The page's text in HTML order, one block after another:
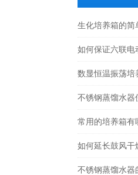
生化培养箱的简
如何保证六联电
数显恒温振荡培
不锈钢蒸馏水器